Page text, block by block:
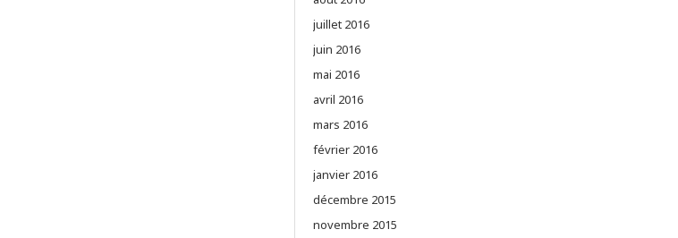
juillet 2016
juin 2016
mai 2016
avril 2016
mars 2016
février 2016
janvier 2016
décembre 2015
novembre 2015